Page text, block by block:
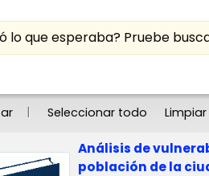
lo que esperaba? Pruebe
Seleccionar todo
Análisis de
población de la